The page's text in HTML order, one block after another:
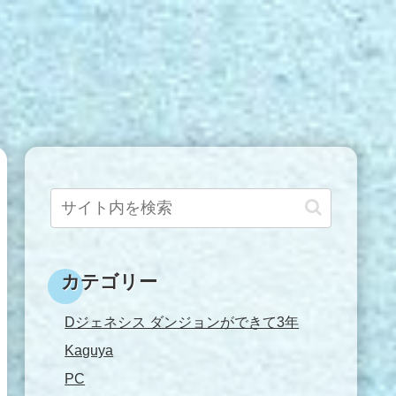
カテゴリー
Dジェネシス ダンジョンができて3年
Kaguya
PC